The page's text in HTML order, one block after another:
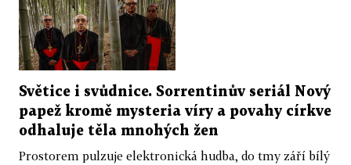
Světice i svůdnice. Sorrentinův seriál Nový
papež kromě mysteria víry a povahy církve
odhaluje těla mnohých žen
Prostorem pulzuje elektronická hudba, do tmy září bílý